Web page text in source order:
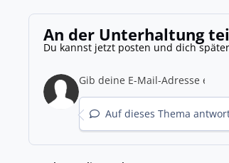
An der Unterhaltung
Du kannst jetzt posten und dich
Auf dieses Thema